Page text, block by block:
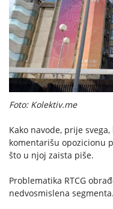
Foto: Kolektiv.me
Kako navode, prije
komentarišu opozicionu
što u njoj zaista piše.
Problematika RTCG
nedvosmislena segmenta.